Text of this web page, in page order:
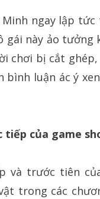
ngay lập
gái này ảo
chơi bị cắt
bình luận ác ý
của game
và trước tiên
trong các